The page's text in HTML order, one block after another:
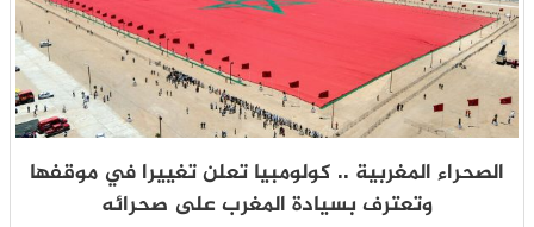
الصحراء المغربية .. كولومبيا تعلن تغييرا في موقفها
وتعترف بسيادة المغرب على صحرائه